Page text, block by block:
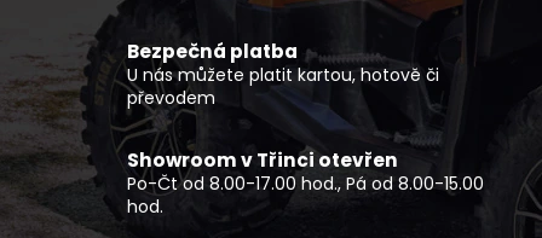
a
c
í
p
r
v
k
Bezpečná platba
U nás můžete platit kartou, hotově či
převodem
Showroom v Třinci otevřen
Po-Čt od 8.00-17.00 hod., Pá od 8.00-15.00
hod.